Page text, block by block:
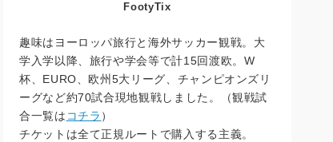
FootyTix
趣味はヨーロッパ旅行と海外サッカー観戦。大
学入学以降、旅行や学会等で計15回渡欧。W
杯、EURO、欧州5大リーグ、チャンピオンズリ
ーグなど約70試合現地観戦しました。（観戦試
合一覧は コチラ ）
チケットは全て正規ルートで購入する主義。